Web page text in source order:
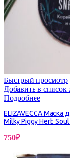
Быстрый просмотр
Добавить в список
Подробнее
ELIZAVECCA Маска
Milky Piggy Herb
750₽